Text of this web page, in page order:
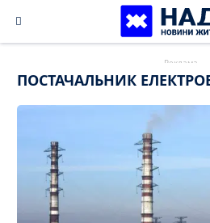
content
ПОСТАЧАЛЬНИК